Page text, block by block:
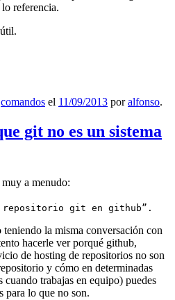
referencia.
comandos el 11/09/2013 poralfonso.
git no es un sistema
muy a menudo:
repositorio git en github”.
teniendo la misma conversación con
hacerle ver porqué github,
de hosting de repositorios no son
y cómo en determinadas
trabajas en equipo) puedes
para lo que no son.